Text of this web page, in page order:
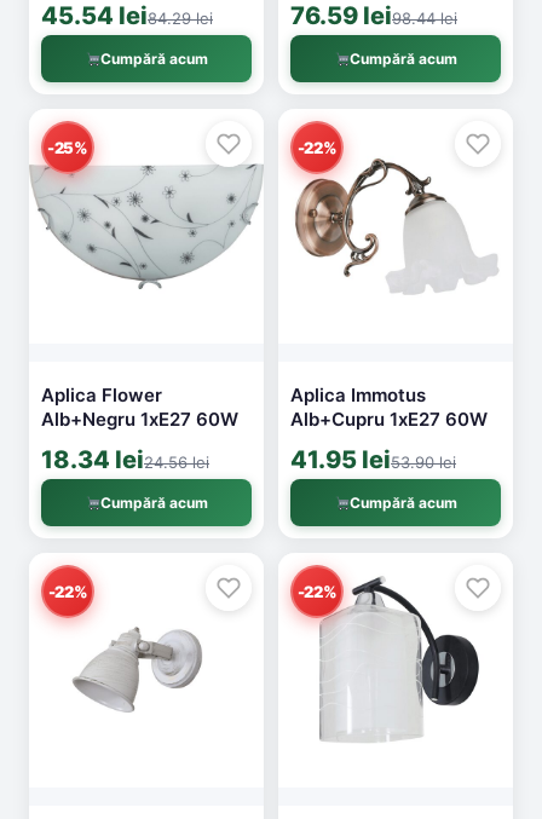
45.54 lei84.29 lei
Cumpără acum
76.59 lei98.44 lei
Cumpără acum
-25%
Aplica Flower
Alb+Negru 1xE27 60W
18.34 lei24.56 lei
Cumpără acum
-22%
Aplica Immotus
Alb+Cupru 1xE27 60W
41.95 lei53.90 lei
Cumpără acum
-22% -22%